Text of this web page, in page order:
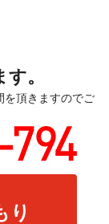
。
頂きますのでご
り